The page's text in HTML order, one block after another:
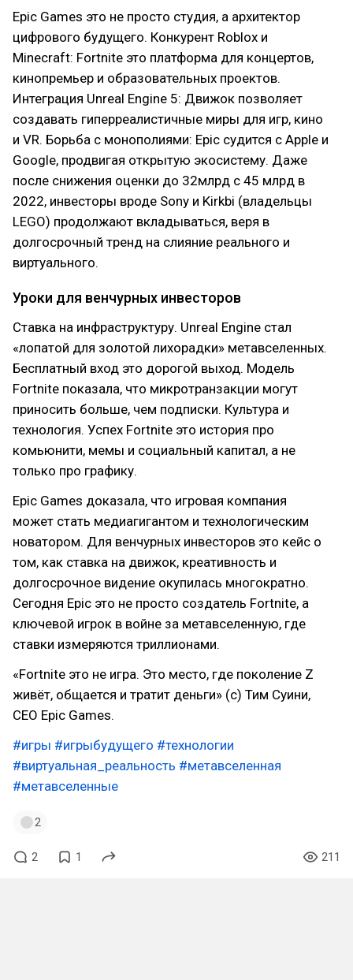
Epic Games это не просто студия, а архитектор
цифрового будущего. Конкурент Roblox и
Minecraft: Fortnite это платформа для концертов,
кинопремьер и образовательных проектов.
Интеграция Unreal Engine 5: Движок позволяет
создавать гиперреалистичные миры для игр, кино
и VR. Борьба с монополиями: Epic судится с Apple и
Google, продвигая открытую экосистему. Даже
после снижения оценки до 32млрд с 45 млрд в
2022, инвесторы вроде Sony и Kirkbi (владельцы
LEGO) продолжают вкладываться, веря в
долгосрочный тренд на слияние реального и
виртуального.
Уроки для венчурных инвесторов
Ставка на инфраструктуру. Unreal Engine стал
«лопатой для золотой лихорадки» метавселенных.
Бесплатный вход это дорогой выход. Модель
Fortnite показала, что микротранзакции могут
приносить больше, чем подписки. Культура и
технология. Успех Fortnite это история про
комьюнити, мемы и социальный капитал, а не
только про графику.
Epic Games доказала, что игровая компания
может стать медиагигантом и технологическим
новатором. Для венчурных инвесторов это кейс о
том, как ставка на движок, креативность и
долгосрочное видение окупилась многократно.
Сегодня Epic это не просто создатель Fortnite, а
ключевой игрок в войне за метавселенную, где
ставки измеряются триллионами.
«Fortnite это не игра. Это место, где поколение Z
живёт, общается и тратит деньги» (с) Тим Суини,
CEO Epic Games.
#игры #игрыбудущего #технологии
#виртуальная_реальность #метавселенная
#метавселенные
2
2 1 211